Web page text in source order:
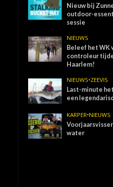
Nieuw bij
outdoor-
sessie
NIEUWS
Beleef het WK
controleur
Haarlem!
NIEUWS•ZEEVIS
Last-minute
een
KARPER•NIEUWS
water